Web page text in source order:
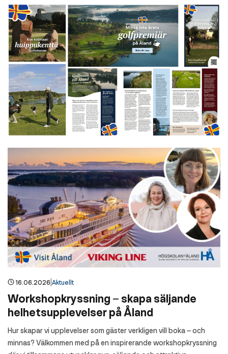
16.06.2026 Aktuellt
Workshopkryssning – skapa säljande
helhetsupplevelser på Åland
Hur skapar vi upplevelser som gäster verkligen vill boka – och
minnas? Välkommen med på en inspirerande workshopkryssning